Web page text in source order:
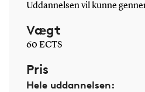
Uddannelsen vil kunne
Vægt
60 ECTS
Pris
Hele uddannelsen: